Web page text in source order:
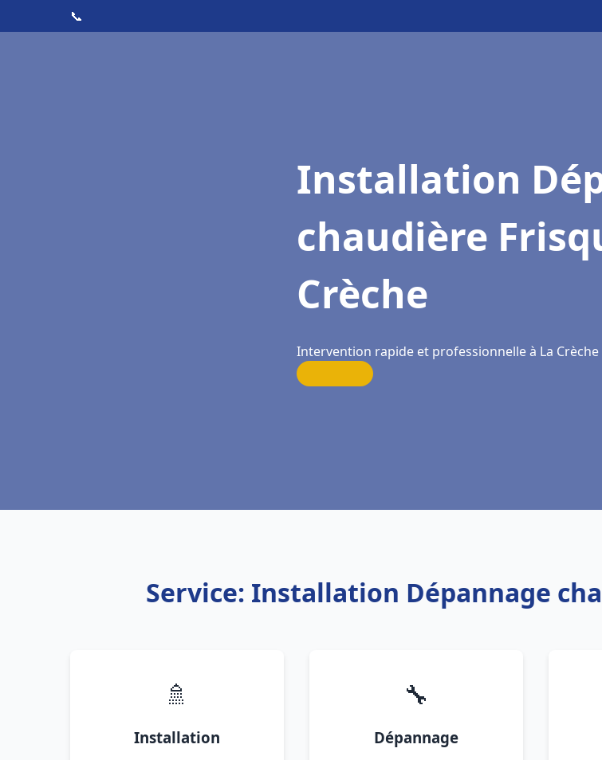
📞
Installation
chaudière
Crèche
Intervention rapide et professionnelle à La Crèche
Service: Installation Dépannage
🚿
Installation
🔧
Dépannage